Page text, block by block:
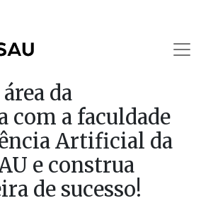
da
com a faculdade
Artificial da
e construa
de sucesso!